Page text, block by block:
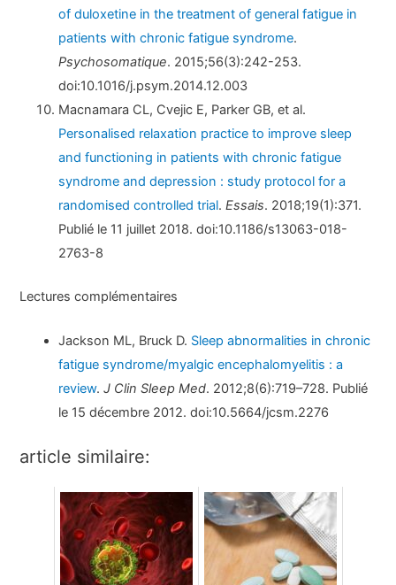
of duloxetine in the treatment of general fatigue in
patients with chronic fatigue syndrome.
Psychosomatique. 2015;56(3):242-253.
doi:10.1016/j.psym.2014.12.003
Macnamara CL, Cvejic E, Parker GB, et al.
Personalised relaxation practice to improve sleep
and functioning in patients with chronic fatigue
syndrome and depression : study protocol for a
randomised controlled trial.Essais. 2018;19(1):371.
Publié le 11 juillet 2018. doi:10.1186/s13063-018-
2763-8
Lectures complémentaires
Jackson ML, Bruck D. Sleep abnormalities in chronic
fatigue syndrome/myalgic encephalomyelitis : a
review.J Clin Sleep Med. 2012;8(6):719–728. Publié
le 15 décembre 2012. doi:10.5664/jcsm.2276
article similaire: